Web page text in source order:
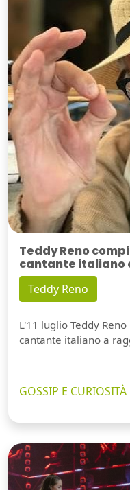
Teddy Reno
cantante italiano
Teddy Reno
L'11 luglio Teddy
cantante italiano a
GOSSIP E CURIOSITÀ